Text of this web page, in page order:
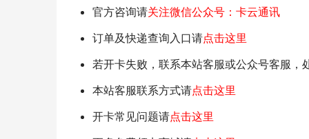
官方咨询请关注微信公众号：卡云通讯
订单及快递查询入口请点击这里
若开卡失败，联系本站客服或公众号客服，
本站客服联系方式请点击这里
开卡常见问题请点击这里